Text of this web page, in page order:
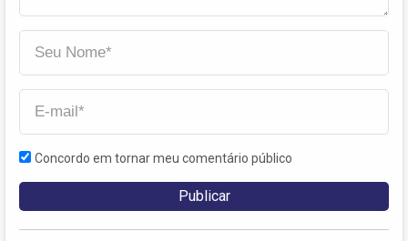
Concordo em tornar meu comentário público